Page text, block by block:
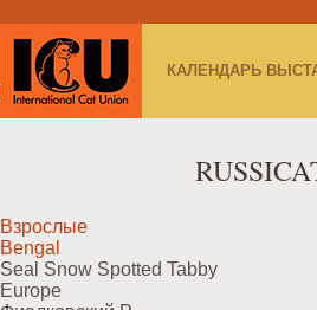
КАЛЕНДАРЬ
Взрослые
Bengal
Seal Snow Spotted Tabby
Europe